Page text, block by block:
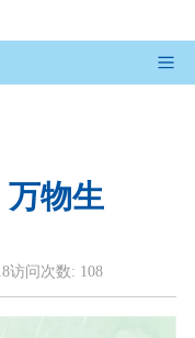
万物生
访问次数: 108